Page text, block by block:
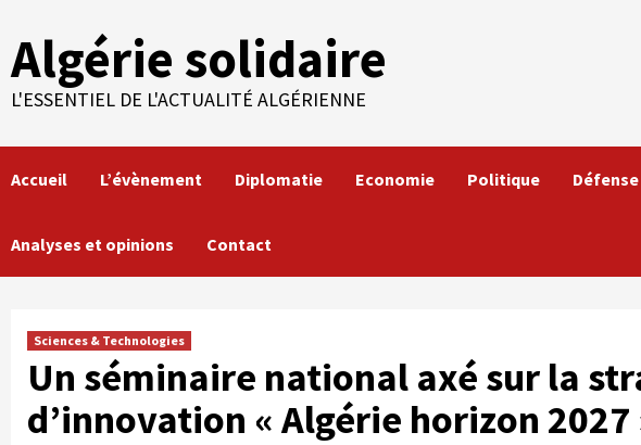
content
Algérie solidaire
L'ESSENTIEL DE L'ACTUALITÉ ALGÉRIENNE
Accueil L’évènement Diplomatie Economie Politique
Analyses et opinions Contact
Sciences & Technologies
Un séminaire national axé sur la
d’innovation « Algérie horizon 2027